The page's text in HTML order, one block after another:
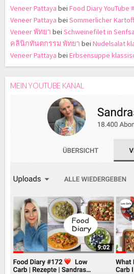
Veneer Pattaya bei Food Diary YouTube
Veneer Pattaya bei Sommerlicher
Veneer พัทยา bei Schweinefilet in
คลินิกทันตกรรม พัทยา bei Nudelsalat
Veneer Pattaya bei Erbsensuppe
MEIN YOUTUBE KANAL